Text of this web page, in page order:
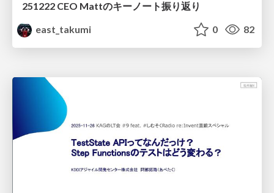
251222 CEO Mattのキーノート振り返り
east_takumi
0 82